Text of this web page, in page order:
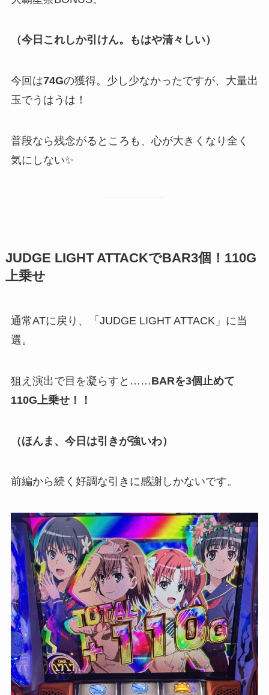
（今日これしか引けん。もはや清々しい）
今回は74Gの獲得。少し少なかったですが、大量出
玉でうはうは！
普段なら残念がるところも、心が大きくなり全く
気にしない✨
JUDGE LIGHT ATTACKでBAR3個！110G
上乗せ
通常ATに戻り、「JUDGE LIGHT ATTACK」に当
選。
狙え演出で目を凝らすと……BARを3個止めて
110G上乗せ！！
（ほんま、今日は引きが強いわ）
前編から続く好調な引きに感謝しかないです。